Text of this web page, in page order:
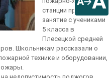
станции провели
занятие с учениками
5 класса в
Плесецкой средней
Школьникам рассказали о
технике и оборудовании,